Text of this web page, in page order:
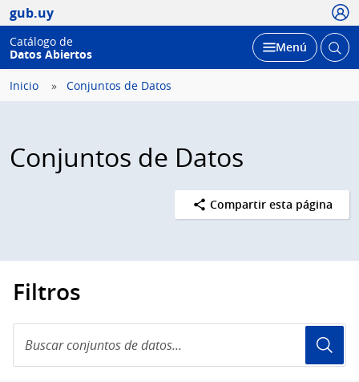
gub.uy
Catálogo de
Datos Abiertos
Desplegar
Menú Abrir
Inicio Conjuntos de Datos
Conjuntos de Datos
Compartir esta página
Filtros
conjuntos
de